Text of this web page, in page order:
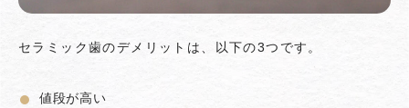
セラミック歯のデメリットは、以下の3つです。
値段が高い